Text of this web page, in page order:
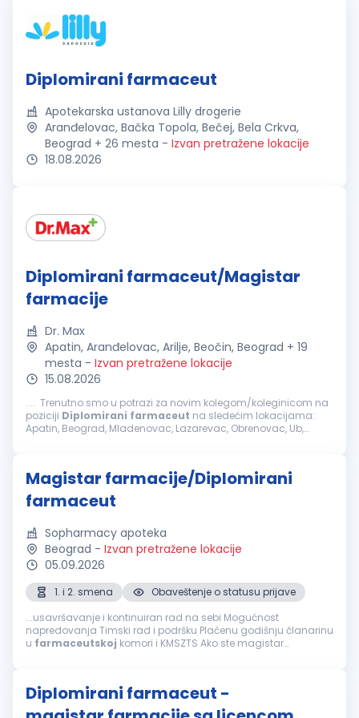
Diplomirani farmaceut
Apotekarska ustanova Lilly drogerie
Aranđelovac, Bačka Topola, Bečej, Bela Crkva,
Beograd + 26 mesta - Izvan pretražene lokacije
18.08.2026
Diplomirani farmaceut/Magistar
farmacije
Dr. Max
Apatin, Aranđelovac, Arilje, Beočin, Beograd + 19
mesta - Izvan pretražene lokacije
15.08.2026
.... Trenutno smo u potrazi za novim kolegom/koleginicom na
poziciji Diplomirani farmaceut na sledećim lokacijama:
Apatin, Beograd, Mladenovac, Lazarevac, Obrenovac, Ub,
Magistar farmacije/Diplomirani
farmaceut
Sopharmacy apoteka
Beograd - Izvan pretražene lokacije
05.09.2026
1. i 2. smena
Obaveštenje o statusu prijave
...usavršavanje i kontinuiran rad na sebi Mogućnost
napredovanja Timski rad i podršku Plaćenu godišnju članarinu
u farmaceutskoj komori i KMSZTS Ako ste magistar
Diplomirani farmaceut -